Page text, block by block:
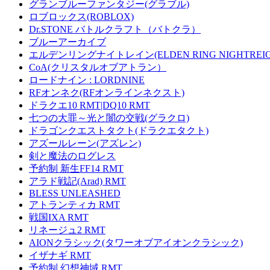
グランブルーファンタジー(グラブル)
ロブロックス(ROBLOX)
Dr.STONE バトルクラフト（バトクラ）
ブルーアーカイブ
エルデンリングナイトレイン(ELDEN RING
CoA(クリスタルオブアトラン）
ロードナイン : LORDNINE
RFオンネク(RFオンラインネクスト)
ドラクエ10 RMT|DQ10 RMT
七つの大罪～光と闇の交戦(グラクロ)
ドラゴンクエストタクト(ドラクエタクト)
アズールレーン(アズレン)
剣と魔法のログレス
予約制 新生FF14 RMT
アラド戦記(Arad) RMT
BLESS UNLEASHED
アトランティカ RMT
戦国IXA RMT
リネージュ2 RMT
AIONクラシック(タワーオブアイオンクラシック)
イザナギ RMT
予約制 幻想神域 RMT